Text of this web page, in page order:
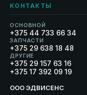
КОНТАКТЫ
ОСНОВНОЙ
+375 44 733 66 34
ЗАПЧАСТИ
+375 29 638 18 48
ДРУГИЕ
+375 29 157 63 16
+375 17 392 09 19
ООО ЭДВИСЕНС